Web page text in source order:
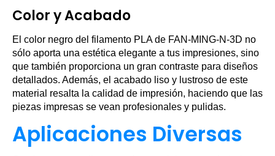
Color y Acabado
El color negro del filamento PLA de FAN-MING-N-3D no
sólo aporta una estética elegante a tus impresiones, sino
que también proporciona un gran contraste para diseños
detallados. Además, el acabado liso y lustroso de este
material resalta la calidad de impresión, haciendo que las
piezas impresas se vean profesionales y pulidas.
Aplicaciones Diversas